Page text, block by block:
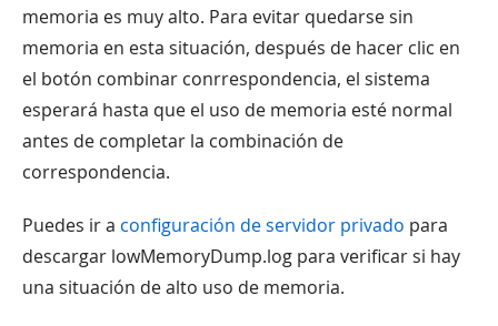
memoria es muy alto. Para evitar quedarse sin
memoria en esta situación, después de hacer clic en
el botón combinar conrrespondencia, el sistema
esperará hasta que el uso de memoria esté normal
antes de completar la combinación de
correspondencia.
Puedes ir a configuración de servidor privado para
descargar lowMemoryDump.log para verificar si hay
una situación de alto uso de memoria.